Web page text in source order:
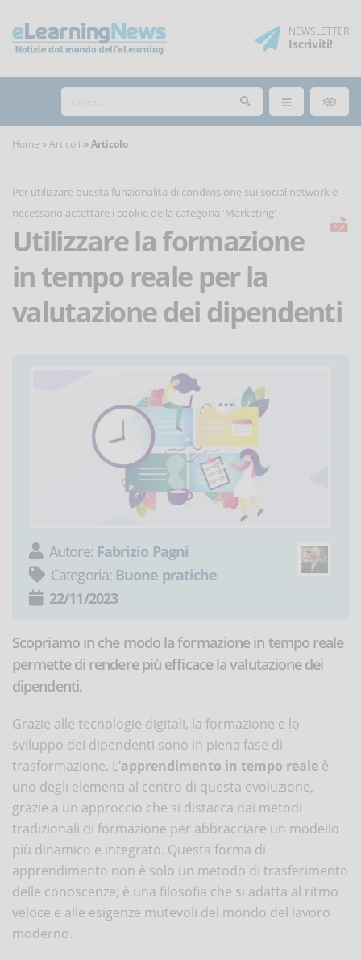
NEWSLETTER
Iscriviti!
Home Articoli Articolo
Per utilizzare questa funzionalità di condivisione sui social network è
necessario accettare i cookie della categoria 'Marketing'
Utilizzare la formazione
in tempo reale per la
valutazione dei dipendenti
Autore: Fabrizio Pagni
Categoria: Buone pratiche
22/11/2023
Scopriamo in che modo la formazione in tempo reale
permette di rendere più efficace la valutazione dei
dipendenti.
Grazie alle tecnologie digitali, la formazione e lo
sviluppo dei dipendenti sono in piena fase di
trasformazione. L’apprendimento in tempo reale è
uno degli elementi al centro di questa evoluzione,
grazie a un approccio che si distacca dai metodi
tradizionali di formazione per abbracciare un modello
più dinamico e integrato. Questa forma di
apprendimento non è solo un metodo di trasferimento
delle conoscenze; è una filosofia che si adatta al ritmo
veloce e alle esigenze mutevoli del mondo del lavoro
moderno.